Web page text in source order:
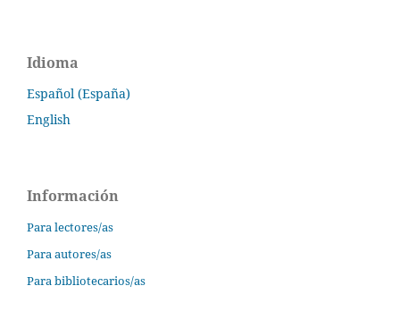
Idioma
Español (España)
English
Información
Para lectores/as
Para autores/as
Para bibliotecarios/as